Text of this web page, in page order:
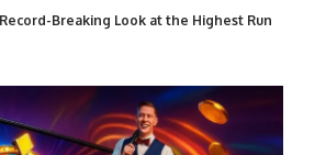
Breaking Look at the Highest Run